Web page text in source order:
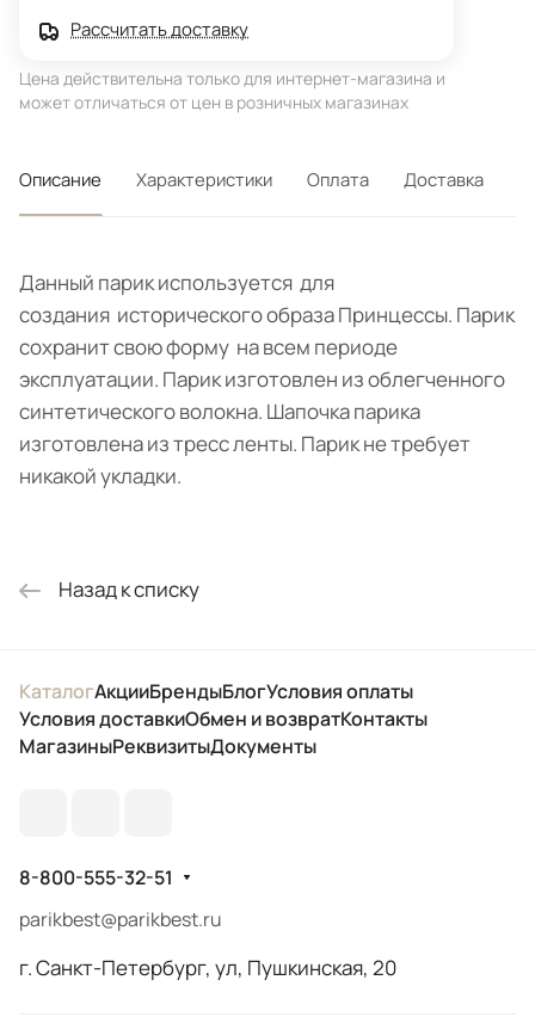
Рассчитать доставку
Цена действительна только для интернет-магазина и
может отличаться от цен в розничных магазинах
Описание Характеристики Оплата Доставка
Данный парик используется для
создания исторического образа Принцессы. Парик
сохранит свою форму на всем периоде
эксплуатации. Парик изготовлен из облегченного
синтетического волокна. Шапочка парика
изготовлена из тресс ленты. Парик не требует
никакой укладки.
Назад к списку
КаталогАкцииБрендыБлогУсловия оплаты
Условия доставкиОбмен и возвратКонтакты
МагазиныРеквизитыДокументы
8-800-555-32-51
parikbest@parikbest.ru
г. Санкт-Петербург, ул, Пушкинская, 20